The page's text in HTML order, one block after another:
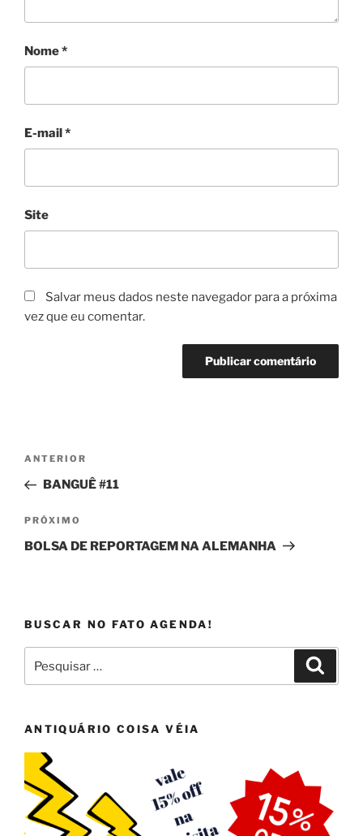
Nome*
E-mail*
Site
Salvar meus dados neste navegador para a próxima
vez que eu comentar.
Navegação
Post
Post
anterior
ANTERIOR
BANGUÊ #11
Próximo
post
PRÓXIMO
BOLSA DE REPORTAGEM NA ALEMANHA
BUSCAR NO FATO AGENDA!
por:
ANTIQUÁRIO COISA VÉIA